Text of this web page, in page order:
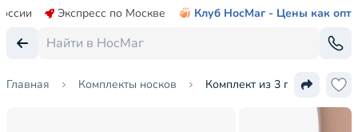
Экспресс по Москве Клуб НосМаг - Цены как опт
Главная Комплекты носков Комплект из 3 пар женских